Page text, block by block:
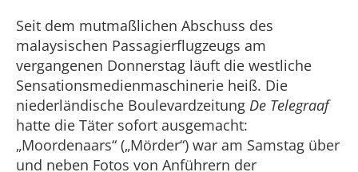
Seit dem mutmaßlichen Abschuss des
malaysischen Passagierflugzeugs am
vergangenen Donnerstag läuft die westliche
Sensationsmedienmaschinerie heiß. Die
niederländische Boulevardzeitung De Telegraaf
hatte die Täter sofort ausgemacht:
„Moordenaars“ („Mörder“) war am Samstag über
und neben Fotos von Anführern der